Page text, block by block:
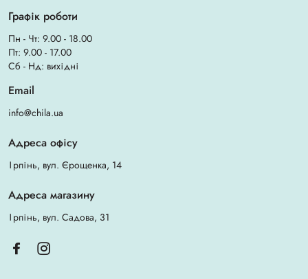
Графік роботи
Пн - Чт: 9.00 - 18.00
Пт: 9.00 - 17.00
Сб - Нд: вихідні
Email
info@chila.ua
Адреса офісу
Ірпінь, вул. Єрощенка, 14
Адреса магазину
Ірпінь, вул. Садова, 31